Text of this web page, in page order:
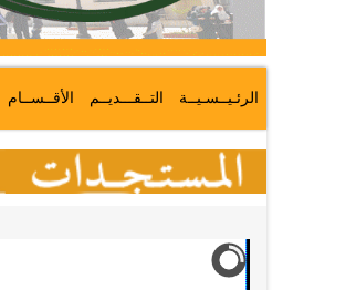
الرئـيــسـيــة التــقـــديــم الأقــســام